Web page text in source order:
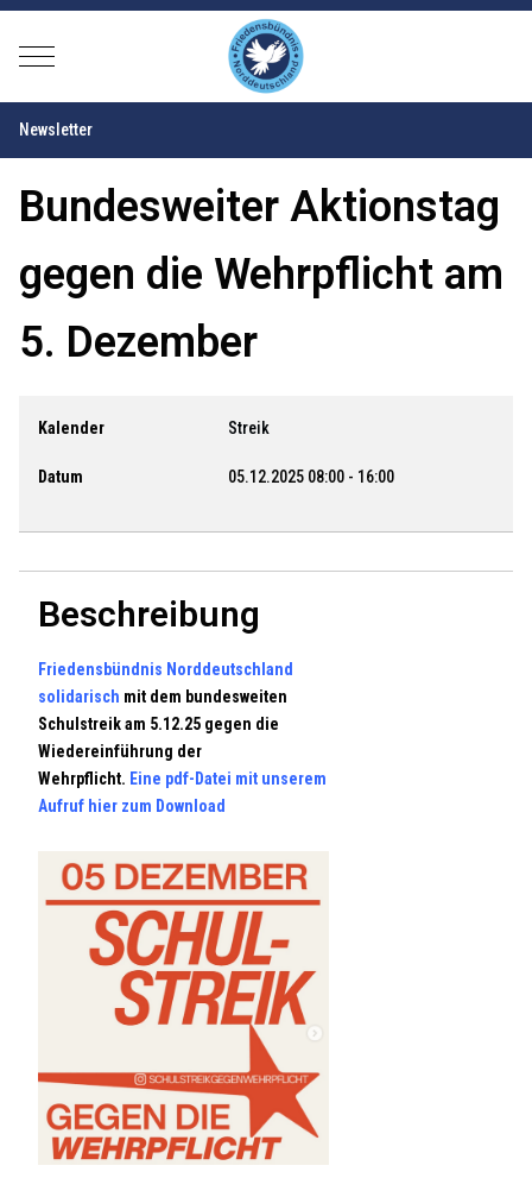
Mobile Menu Toggle
Newsletter
Bundesweiter Aktionstag
gegen die Wehrpflicht am
5. Dezember
Kalender Streik
Datum 05.12.2025 08:00 - 16:00
Beschreibung
Friedensbündnis Norddeutschland
solidarisch mit dem bundesweiten
Schulstreik am 5.12.25 gegen die
Wiedereinführung der
Wehrpflicht. Eine pdf-Datei mit unserem
Aufruf hier zum Download